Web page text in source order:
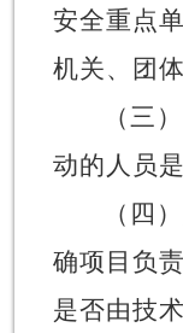
安全重点
机关、团
（三
动的人员
（四
确项目负
是否由技